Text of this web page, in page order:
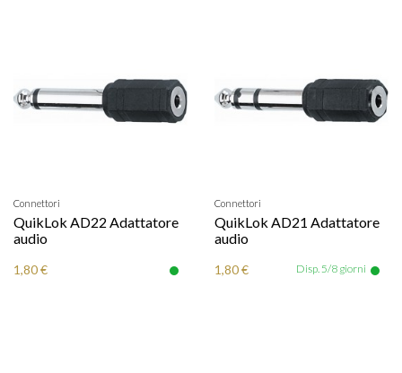
Connettori
QuikLok AD22 Adattatore
audio
1,80 €
Connettori
QuikLok AD21 Adattatore
audio
1,80 € Disp. 5/8 giorni